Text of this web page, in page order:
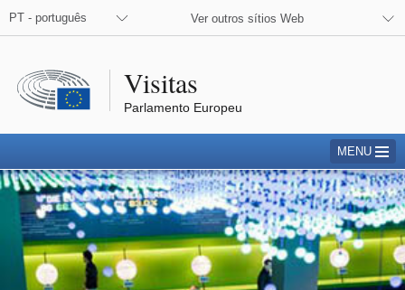
PT - português Ver outros sítios Web
Visitas
Parlamento Europeu
MENU
Parlamentarium
durante a atividade